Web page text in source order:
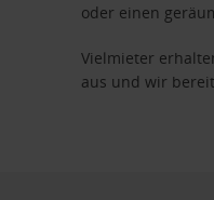
oder einen
Vielmieter
aus und wir